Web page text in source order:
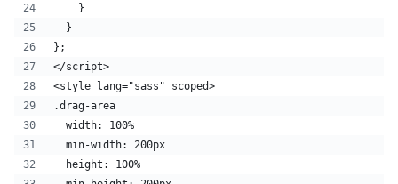
    }
  }
};
</script>
<style lang="sass" scoped>
.drag-area
  width: 100%
  min-width: 200px
  height: 100%